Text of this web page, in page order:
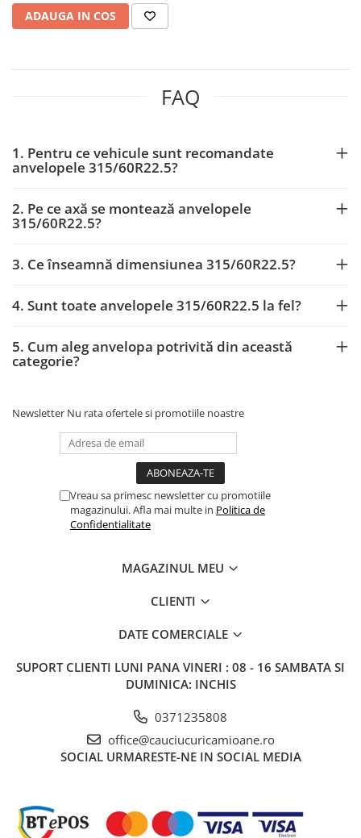
ADAUGA IN COS
FAQ
1. Pentru ce vehicule sunt recomandate
anvelopele 315/60R22.5?
2. Pe ce axă se montează anvelopele
315/60R22.5?
3. Ce înseamnă dimensiunea 315/60R22.5?
4. Sunt toate anvelopele 315/60R22.5 la fel?
5. Cum aleg anvelopa potrivită din această
categorie?
Newsletter Nu rata ofertele si promotiile noastre
Vreau sa primesc newsletter cu promotiile
magazinului. Afla mai multe in Politica de
Confidentialitate
MAGAZINUL MEU
CLIENTI
DATE COMERCIALE
SUPORT CLIENTI LUNI PANA VINERI : 08 - 16 SAMBATA SI
DUMINICA: INCHIS
0371235808
office@cauciucuricamioane.ro
SOCIAL URMARESTE-NE IN SOCIAL MEDIA